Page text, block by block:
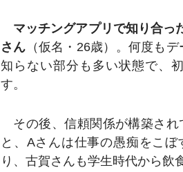
マッチングアプリで知り合っ
さん （仮名・26歳）。何度も
知らない部分も多い状態で、
す。
その後、信頼関係が構築され
と、Aさんは仕事の愚痴をこ
り、古賀さんも学生時代から飲